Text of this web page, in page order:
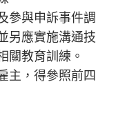
參與申訴事件調
另應實施溝通技
關教育訓練。
主，得參照前四